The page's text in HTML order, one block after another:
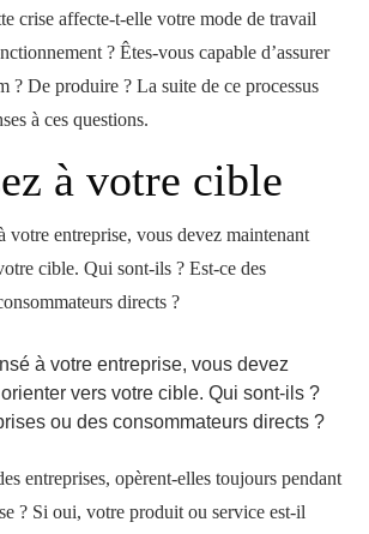
crise affecte-t-elle votre mode de travail
? Êtes-vous capable d’assurer
? De produire ? La suite de ce processus
à ces questions.
à votre cible
votre entreprise, vous devez maintenant
cible. Qui sont-ils ? Est-ce des
directs ?
entreprises, opèrent-elles toujours pendant
? Si oui, votre produit ou service est-il